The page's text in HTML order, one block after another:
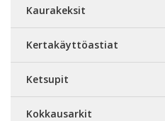
Kaurakeksit
Kertakäyttöastiat
Ketsupit
Kokkausarkit